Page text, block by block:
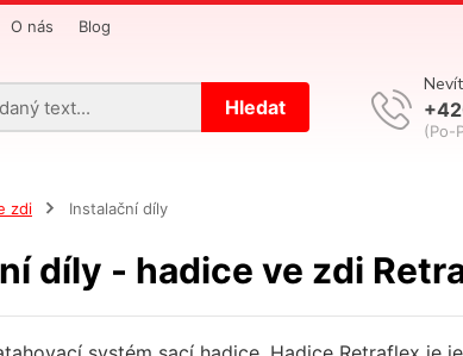
O nás Blog
Hledat
(Po-
zdi Instalační díly
díly - hadice ve zdi